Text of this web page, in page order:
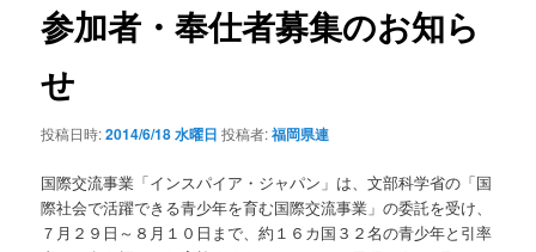
シ
参加者・奉仕者募集のお知ら
せ
投稿日時:2014/6/18 水曜日 投稿者:福岡県連
国際交流事業「インスパイア・ジャパン」は、文部科学省の「国
際社会で活躍できる青少年を育む国際交流事業」の委託を受け、
７月２９日～８月１０日まで、約１６カ国３２名の青少年と引率